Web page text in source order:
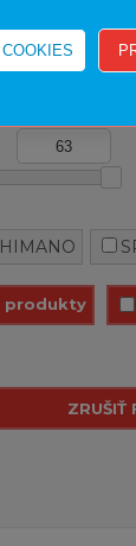
produkty